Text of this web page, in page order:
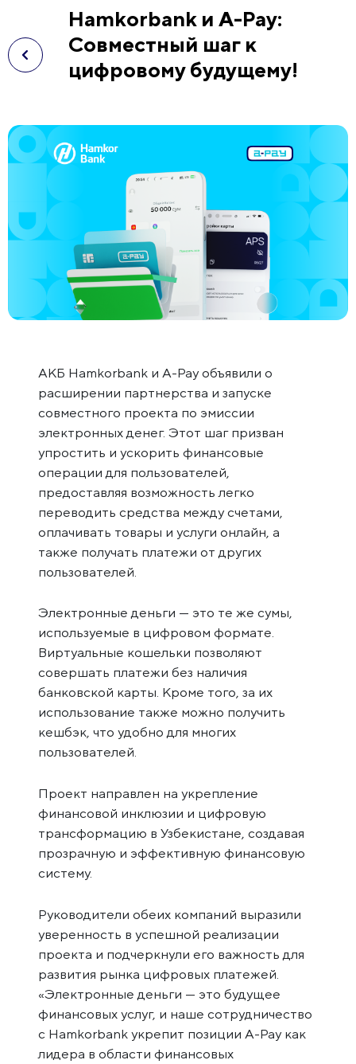
Hamkorbank и A-Pay:
Совместный шаг к
цифровому будущему!
АКБ Hamkorbank и A-Pay объявили о
расширении партнерства и запуске
совместного проекта по эмиссии
электронных денег. Этот шаг призван
упростить и ускорить финансовые
операции для пользователей,
предоставляя возможность легко
переводить средства между счетами,
оплачивать товары и услуги онлайн, а
также получать платежи от других
пользователей.
Электронные деньги — это те же сумы,
используемые в цифровом формате.
Виртуальные кошельки позволяют
совершать платежи без наличия
банковской карты. Кроме того, за их
использование также можно получить
кешбэк, что удобно для многих
пользователей.
Проект направлен на укрепление
финансовой инклюзии и цифровую
трансформацию в Узбекистане, создавая
прозрачную и эффективную финансовую
систему.
Руководители обеих компаний выразили
уверенность в успешной реализации
проекта и подчеркнули его важность для
развития рынка цифровых платежей.
«Электронные деньги — это будущее
финансовых услуг, и наше сотрудничество
с Hamkorbank укрепит позиции A-Pay как
лидера в области финансовых